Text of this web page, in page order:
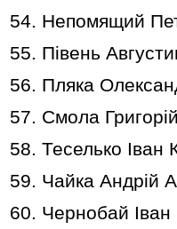
54. Непомящий
55. Півень
56. Пляка
57. Смола
58. Теселько Іван
59. Чайка Андрій
60. Чернобай